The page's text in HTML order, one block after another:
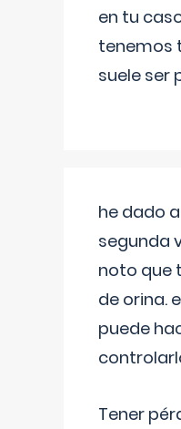
en tu
tenemos
suele ser
he dado
segunda
noto que
de orina.
puede
Tener